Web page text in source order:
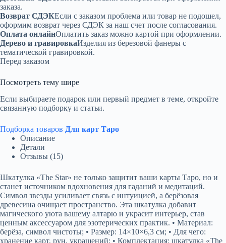
заказа.
Возврат СДЭКЕсли с заказом проблема или товар не подошел,
оформим возврат через СДЭК за наш счет после согласования.
Оплата онлайнОплатить заказ можно картой при оформлении.
Дерево и гравировкаИзделия из березовой фанеры с
тематической гравировкой.
Перед заказом
Посмотреть тему шире
Если выбираете подарок или первый предмет в теме, откройте
связанную подборку и статьи.
Подборка товаров Для карт Таро
Описание
Детали
Отзывы (15)
Шкатулка «The Star» не только защитит ваши карты Таро, но и
станет источником вдохновения для гаданий и медитаций.
Символ звезды усиливает связь с интуицией, а берёзовая
древесина очищает пространство. Эта шкатулка добавит
магического уюта вашему алтарю и украсит интерьер, став
ценным аксессуаром для эзотерических практик. • Материал:
берёза, символ чистоты; • Размер: 14×10×6,3 см; • Для чего:
хранение карт, рун, украшений; • Комплектация: шкатулка «The